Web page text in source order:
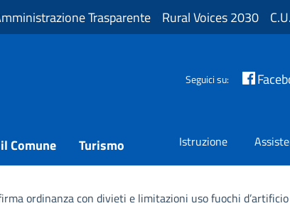
Trasparente Rural Voices 2030
Seguici su:
Comune Turismo Istruzione
ordinanza con divieti e limitazioni uso fuochi d’artificio